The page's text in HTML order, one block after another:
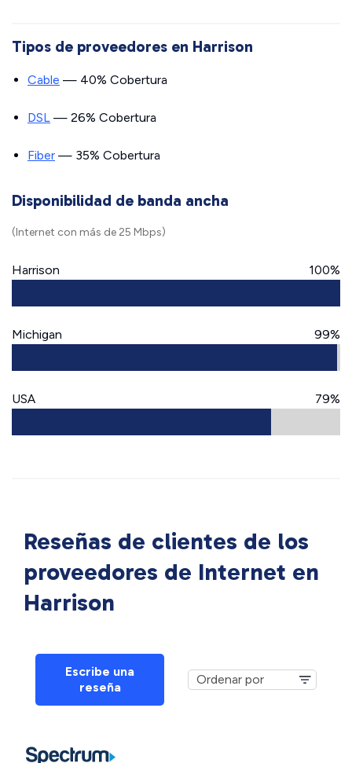
Tipos de proveedores en Harrison
Cable — 40% Cobertura
DSL — 26% Cobertura
Fiber — 35% Cobertura
Disponibilidad de banda ancha
(Internet con más de 25 Mbps)
Harrison 100%
Michigan 99%
USA 79%
Reseñas de clientes de los
proveedores de Internet en
Harrison
Escribe una
reseña